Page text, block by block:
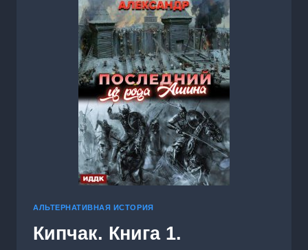
АЛЬТЕРНАТИВНАЯ ИСТОРИЯ
Кипчак. Книга 1.